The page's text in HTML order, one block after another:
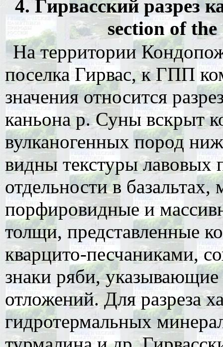
4. Гирвасский разрез
section of
На территории
поселка Гирвас, к ГПП
значения относится
каньона р. Суны вскрыт
вулканогенных пород
видны текстуры лавовых
отдельности в
порфировидные и
толщи, представленные
кварцито-песчаниками,
знаки ряби,
отложений. Для разреза
гидротермальных